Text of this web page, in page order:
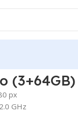
(3+64GB)
px
GHz